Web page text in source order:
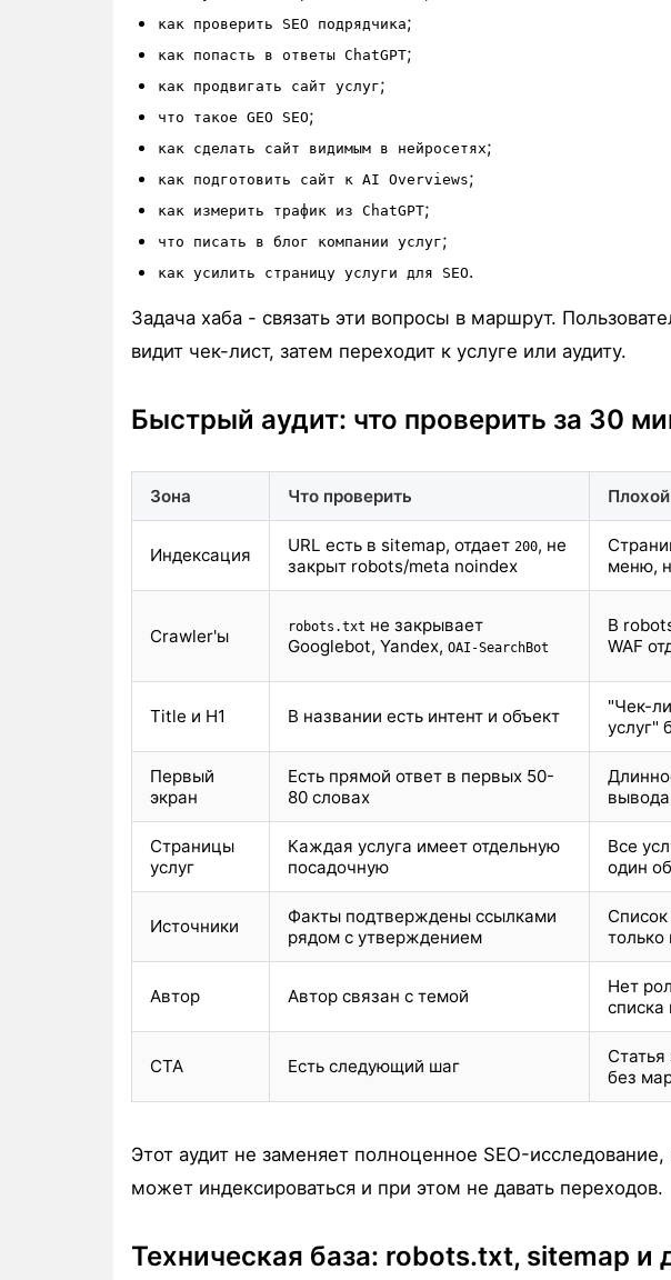
как проверить SEO подрядчика;
как попасть в ответы ChatGPT;
как продвигать сайт услуг;
что такое GEO SEO;
как сделать сайт видимым в нейросетях;
как подготовить сайт к AI Overviews;
как измерить трафик из ChatGPT;
что писать в блог компании услуг;
как усилить страницу услуги для SEO.
Задача хаба - связать эти вопросы в маршрут.
видит чек-лист, затем переходит к услуге или аудиту.
Быстрый аудит: что проверить за 30
Зона Что проверить
Индексация URL есть в sitemap, отдает 200, не
закрыт robots/meta noindex
меню,
Crawler'ы robots.txt не закрывает
Googlebot, Yandex, OAI-SearchBot
В
WAF
Title и H1 В названии есть интент и объект
"Чек-
услуг"
Первый
экран
Есть прямой ответ в первых 50-
80 словах
вывода
Страницы
услуг
Каждая услуга имеет отдельную
посадочную
Все
один
Источники
Факты подтверждены ссылками
рядом с утверждением
только
Автор Автор связан с темой
Нет
списка
CTA Есть следующий шаг
Статья
без
Этот аудит не заменяет полноценное SEO-
может индексироваться и при этом не давать переходов.
Техническая база: robots.txt, sitemap и